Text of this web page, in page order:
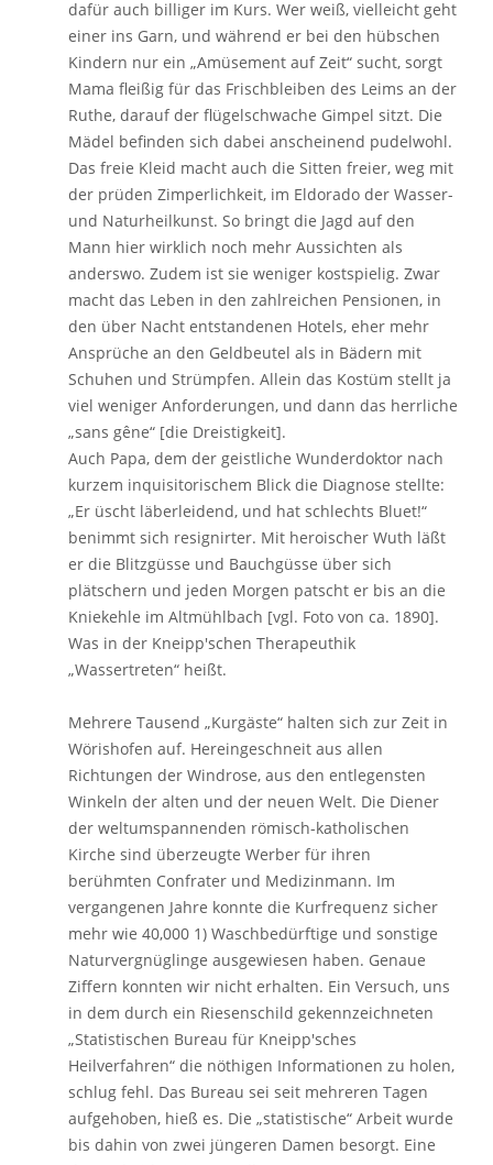
dafür auch billiger im Kurs. Wer weiß, vielleicht geht
einer ins Garn, und während er bei den hübschen
Kindern nur ein „Amüsement auf Zeit“ sucht, sorgt
Mama fleißig für das Frischbleiben des Leims an der
Ruthe, darauf der flügelschwache Gimpel sitzt. Die
Mädel befinden sich dabei anscheinend pudelwohl.
Das freie Kleid macht auch die Sitten freier, weg mit
der prüden Zimperlichkeit, im Eldorado der Wasser-
und Naturheilkunst. So bringt die Jagd auf den
Mann hier wirklich noch mehr Aussichten als
anderswo. Zudem ist sie weniger kostspielig. Zwar
macht das Leben in den zahlreichen Pensionen, in
den über Nacht entstandenen Hotels, eher mehr
Ansprüche an den Geldbeutel als in Bädern mit
Schuhen und Strümpfen. Allein das Kostüm stellt ja
viel weniger Anforderungen, und dann das herrliche
„sans gêne“ [die Dreistigkeit].
Auch Papa, dem der geistliche Wunderdoktor nach
kurzem inquisitorischem Blick die Diagnose stellte:
„Er üscht läberleidend, und hat schlechts Bluet!“
benimmt sich resignirter. Mit heroischer Wuth läßt
er die Blitzgüsse und Bauchgüsse über sich
plätschern und jeden Morgen patscht er bis an die
Kniekehle im Altmühlbach [vgl. Foto von ca. 1890].
Was in der Kneipp'schen Therapeuthik
„Wassertreten“ heißt.
Mehrere Tausend „Kurgäste“ halten sich zur Zeit in
Wörishofen auf. Hereingeschneit aus allen
Richtungen der Windrose, aus den entlegensten
Winkeln der alten und der neuen Welt. Die Diener
der weltumspannenden römisch-katholischen
Kirche sind überzeugte Werber für ihren
berühmten Confrater und Medizinmann. Im
vergangenen Jahre konnte die Kurfrequenz sicher
mehr wie 40,000 1) Waschbedürftige und sonstige
Naturvergnüglinge ausgewiesen haben. Genaue
Ziffern konnten wir nicht erhalten. Ein Versuch, uns
in dem durch ein Riesenschild gekennzeichneten
„Statistischen Bureau für Kneipp'sches
Heilverfahren“ die nöthigen Informationen zu holen,
schlug fehl. Das Bureau sei seit mehreren Tagen
aufgehoben, hieß es. Die „statistische“ Arbeit wurde
bis dahin von zwei jüngeren Damen besorgt. Eine